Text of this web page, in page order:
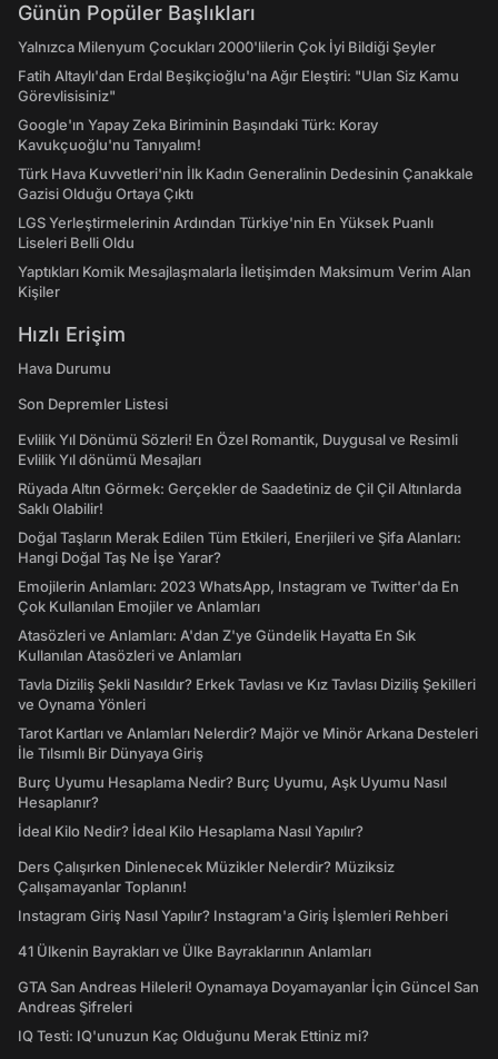
Günün Popüler Başlıkları
Yalnızca Milenyum Çocukları 2000'lilerin Çok İyi Bildiği Şeyler
Fatih Altaylı'dan Erdal Beşikçioğlu'na Ağır Eleştiri: "Ulan Siz Kamu
Görevlisisiniz"
Google'ın Yapay Zeka Biriminin Başındaki Türk: Koray
Kavukçuoğlu'nu Tanıyalım!
Türk Hava Kuvvetleri'nin İlk Kadın Generalinin Dedesinin Çanakkale
Gazisi Olduğu Ortaya Çıktı
LGS Yerleştirmelerinin Ardından Türkiye'nin En Yüksek Puanlı
Liseleri Belli Oldu
Yaptıkları Komik Mesajlaşmalarla İletişimden Maksimum Verim Alan
Kişiler
Hızlı Erişim
Hava Durumu
Son Depremler Listesi
Evlilik Yıl Dönümü Sözleri! En Özel Romantik, Duygusal ve Resimli
Evlilik Yıl dönümü Mesajları
Rüyada Altın Görmek: Gerçekler de Saadetiniz de Çil Çil Altınlarda
Saklı Olabilir!
Doğal Taşların Merak Edilen Tüm Etkileri, Enerjileri ve Şifa Alanları:
Hangi Doğal Taş Ne İşe Yarar?
Emojilerin Anlamları: 2023 WhatsApp, Instagram ve Twitter'da En
Çok Kullanılan Emojiler ve Anlamları
Atasözleri ve Anlamları: A'dan Z'ye Gündelik Hayatta En Sık
Kullanılan Atasözleri ve Anlamları
Tavla Diziliş Şekli Nasıldır? Erkek Tavlası ve Kız Tavlası Diziliş Şekilleri
ve Oynama Yönleri
Tarot Kartları ve Anlamları Nelerdir? Majör ve Minör Arkana Desteleri
İle Tılsımlı Bir Dünyaya Giriş
Burç Uyumu Hesaplama Nedir? Burç Uyumu, Aşk Uyumu Nasıl
Hesaplanır?
İdeal Kilo Nedir? İdeal Kilo Hesaplama Nasıl Yapılır?
Ders Çalışırken Dinlenecek Müzikler Nelerdir? Müziksiz
Çalışamayanlar Toplanın!
Instagram Giriş Nasıl Yapılır? Instagram'a Giriş İşlemleri Rehberi
41 Ülkenin Bayrakları ve Ülke Bayraklarının Anlamları
GTA San Andreas Hileleri! Oynamaya Doyamayanlar İçin Güncel San
Andreas Şifreleri
IQ Testi: IQ'unuzun Kaç Olduğunu Merak Ettiniz mi?